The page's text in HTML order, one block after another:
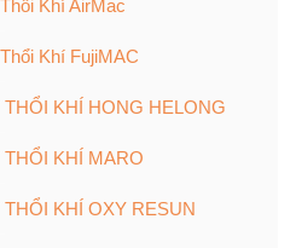
Khí AirMac
Khí FujiMAC
THỔI KHÍ HONG HELONG
THỔI KHÍ MARO
THỔI KHÍ OXY RESUN